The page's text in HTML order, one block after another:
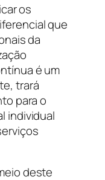
os
que
da
é um
trará
para o
individual
deste